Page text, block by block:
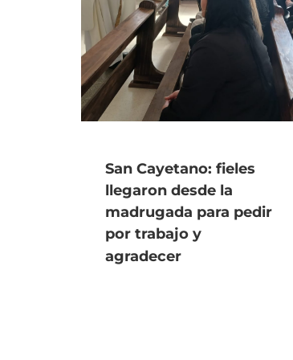
San Cayetano: fieles
llegaron desde la
madrugada para pedir
por trabajo y
agradecer